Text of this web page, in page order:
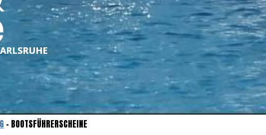
- BOOTSFÜHRERSCHEINE